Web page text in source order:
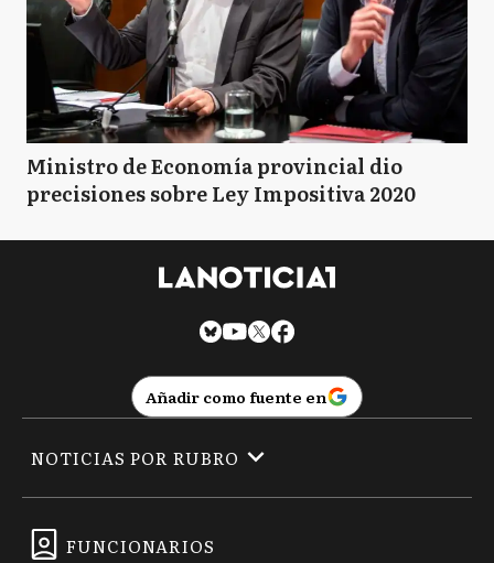
Ministro de Economía provincial dio
precisiones sobre Ley Impositiva 2020
Añadir como fuente en
FUNCIONARIOS
NOTICIAS POR RUBRO